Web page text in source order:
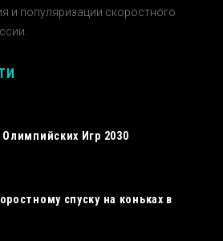
и популяризации скоростного
Игр 2030
спуску на коньках в